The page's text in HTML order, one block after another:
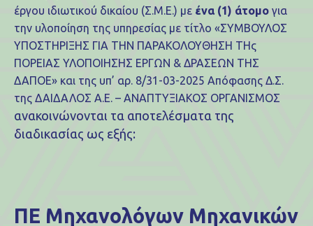
έργου ιδιωτικού δικαίου (Σ.Μ.Ε.) με ένα (1) άτομο για
την υλοποίηση της υπηρεσίας με τίτλο «ΣΥΜΒΟΥΛΟΣ
ΥΠΟΣΤΗΡΙΞΗΣ ΓΙΑ ΤΗΝ ΠΑΡΑΚΟΛΟΥΘΗΣΗ ΤΗς
ΠΟΡΕΙΑΣ ΥΛΟΠΟΙΗΣΗΣ ΕΡΓΩΝ & ΔΡΑΣΕΩΝ ΤΗΣ
ΔΑΠΟΕ» και της υπ’ αρ. 8/31-03-2025 Απόφασης Δ.Σ.
της ΔΑΙΔΑΛΟΣ Α.Ε. – ΑΝΑΠΤΥΞΙΑΚΟΣ ΟΡΓΑΝΙΣΜΟΣ
ανακοινώνονται τα αποτελέσματα της
διαδικασίας ως εξής:
ΠΕ Μηχανολόγων Μηχανικών